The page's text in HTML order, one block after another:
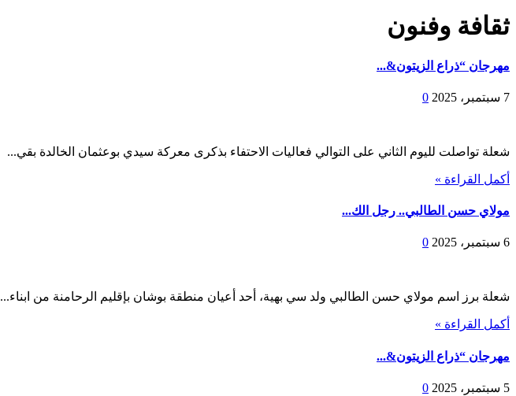
ثقافة وفنون
مهرجان “ذراع الزيتون&...
7 سبتمبر، 2025 0
شعلة تواصلت لليوم الثاني على التوالي فعاليات الاحتفاء بذكرى معركة سيدي بوعثمان الخالدة بقي...
أكمل القراءة »
مولاي حسن الطالبي.. رجل الك...
6 سبتمبر، 2025 0
شعلة برز اسم مولاي حسن الطالبي ولد سي بهية، أحد أعيان منطقة بوشان بإقليم الرحامنة من ابناء...
أكمل القراءة »
مهرجان “ذراع الزيتون&...
5 سبتمبر، 2025 0